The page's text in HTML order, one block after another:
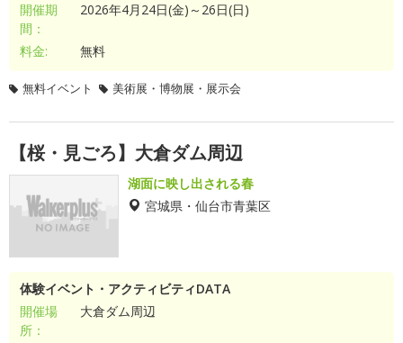
開催期
間：
2026年4月24日(金)～26日(日)
料金: 無料
無料イベント 美術展・博物展・展示会
【桜・見ごろ】大倉ダム周辺
湖面に映し出される春
宮城県・仙台市青葉区
体験イベント・アクティビティDATA
開催場
所：
大倉ダム周辺